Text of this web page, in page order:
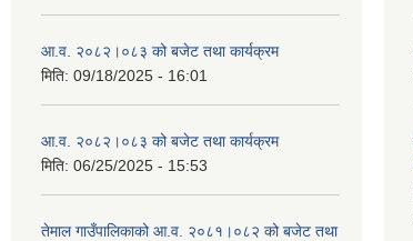
आ.व. २०८२।०८३ को बजेट तथा कार्यक्रम
मिति: 09/18/2025 - 16:01
आ.व. २०८२।०८३ को बजेट तथा कार्यक्रम
मिति: 06/25/2025 - 15:53
तेमाल गाउँपालिकाको आ.व. २०८१।०८२ को बजेट तथा